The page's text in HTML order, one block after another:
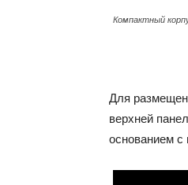
Компактный
Для
верхней
основанием